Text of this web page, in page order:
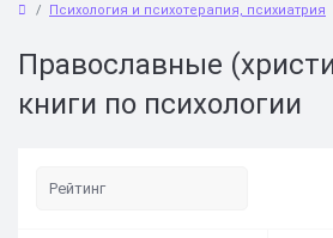
Психология и психотерапия, психиатрия
Православные
книги по психологии